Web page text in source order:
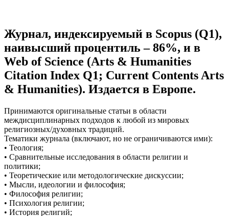
Журнал, индексируемый в Scopus (Q1),
наивысший процентиль – 86%, и в
Web of Science (Arts & Humanities
Citation Index Q1; Current Contents Arts
& Humanities). Издается в Европе.
Принимаются оригинальные статьи в области
междисциплинарных подходов к любой из мировых
религиозных/духовных традиций.
Тематики журнала (включают, но не ограничиваются ими):
• Теология;
• Сравнительные исследования в области религии и
политики;
• Теоретические или методологические дискуссии;
• Мысли, идеологии и философия;
• Философия религии;
• Психология религии;
• История религий;